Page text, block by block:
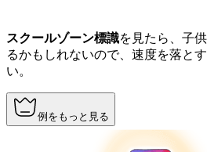
スクールゾーン標識を見たら、子
るかもしれないので、速度を落と
い。
例をもっと見る